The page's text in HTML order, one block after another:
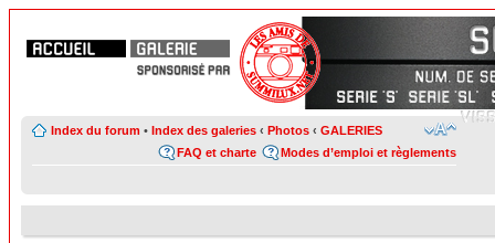
Index du forum • Index des galeries ‹ Photos ‹ GALERIES
Modes d’emploi et règlements
FAQ et charte